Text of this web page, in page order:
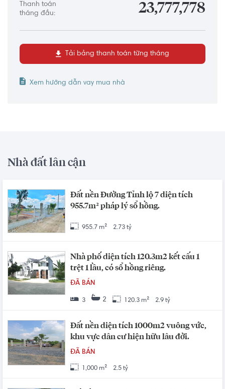
Thanh toán
tháng đầu:
23,777,778
Tải bảng thanh toán từng tháng
Xem hướng dẫn vay mua nhà
Nhà đất lân cận
Đất nền Đường Tỉnh lộ 7 diện tích
955.7m² pháp lý sổ hồng.
955.7 m² 2.73 tỷ
Nhà phố diện tích 120.3m2 kết cấu 1
trệt 1 lầu, có sổ hồng riêng.
ĐÃ BÁN
3 2 120.3 m² 2.9 tỷ
Đất nền diện tích 1000m2 vuông vức,
khu vực dân cư hiện hữu lâu đời.
ĐÃ BÁN
1,000 m² 2.5 tỷ